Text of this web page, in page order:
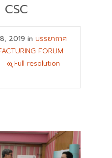
CSC
2019 in บรรยากาศ
FORUM
Full resolution